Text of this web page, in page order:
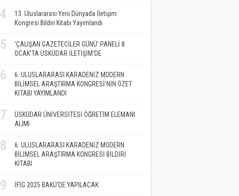
4
13. Uluslararası Yeni Dünyada İletişim
Kongresi Bildiri Kitabı Yayımlandı
5
'ÇALIŞAN GAZETECİLER GÜNÜ' PANELİ 8
OCAK'TA ÜSKÜDAR İLETİŞİM'DE
6
6. ULUSLARARASI KARADENİZ MODERN
BİLİMSEL ARAŞTIRMA KONGRESİ'NİN ÖZET
KİTABI YAYIMLANDI
7
ÜSKÜDAR ÜNİVERSİTESİ ÖĞRETİM ELEMANI
ALIMI
8
6. ULUSLARARASI KARADENİZ MODERN
BİLİMSEL ARAŞTIRMA KONGRESİ BİLDİRİ
KİTABI
9 İFİG 2025 BAKÜ'DE YAPILACAK